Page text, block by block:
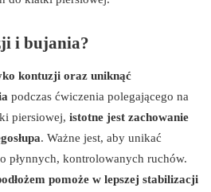
i bujania?
kontuzji oraz uniknąć
podczas ćwiczenia polegającego na
piersiowej, istotne jest zachowanie
. Ważne jest, aby unikać
płynnych, kontrolowanych ruchów.
pomoże w lepszej stabilizacji